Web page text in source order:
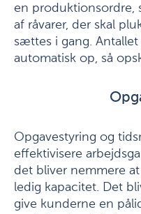
en produktionsordre,
af råvarer, der skal
sættes i gang.
automatisk op, så
Opgavestyring og
effektivisere
det bliver nemmere
ledig kapacitet. Det
give kunderne en